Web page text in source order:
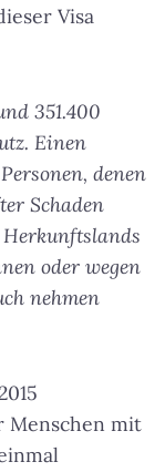
Visa
351.400
Einen
denen
Schaden
oder wegen
nehmen
Menschen mit